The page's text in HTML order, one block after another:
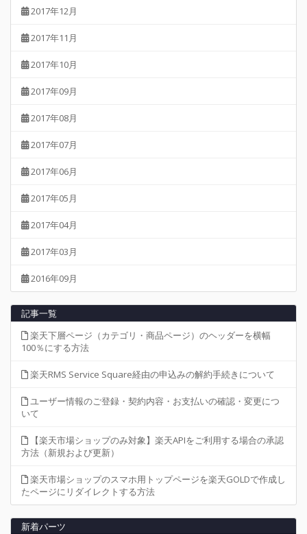
2017年12月
2017年11月
2017年10月
2017年09月
2017年08月
2017年07月
2017年06月
2017年05月
2017年04月
2017年03月
2016年09月
記事一覧
楽天下層ページ（カテゴリ・商品ページ）のヘッダーを横幅
100％にする方法
楽天RMS Service Square経由の申込みの解約手続きについて
ユーザー情報のご登録・契約内容・お支払いの確認・変更につ
いて
【楽天市場ショップのみ対象】楽天APIをご利用する場合の承認
方法（新規および更新）
楽天市場ショップのスマホ用トップページを楽天GOLDで作成し
たページにリダイレクトする方法
新着パーツ